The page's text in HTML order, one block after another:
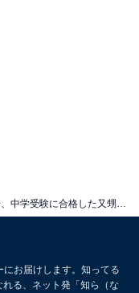
お届けします。知ってる
る、ネット発「知ら（な